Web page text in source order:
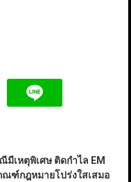
เหตุพิเศษ ติดกำไล EM
ณฑ์กฎหมายโปร่งใสเสมอ